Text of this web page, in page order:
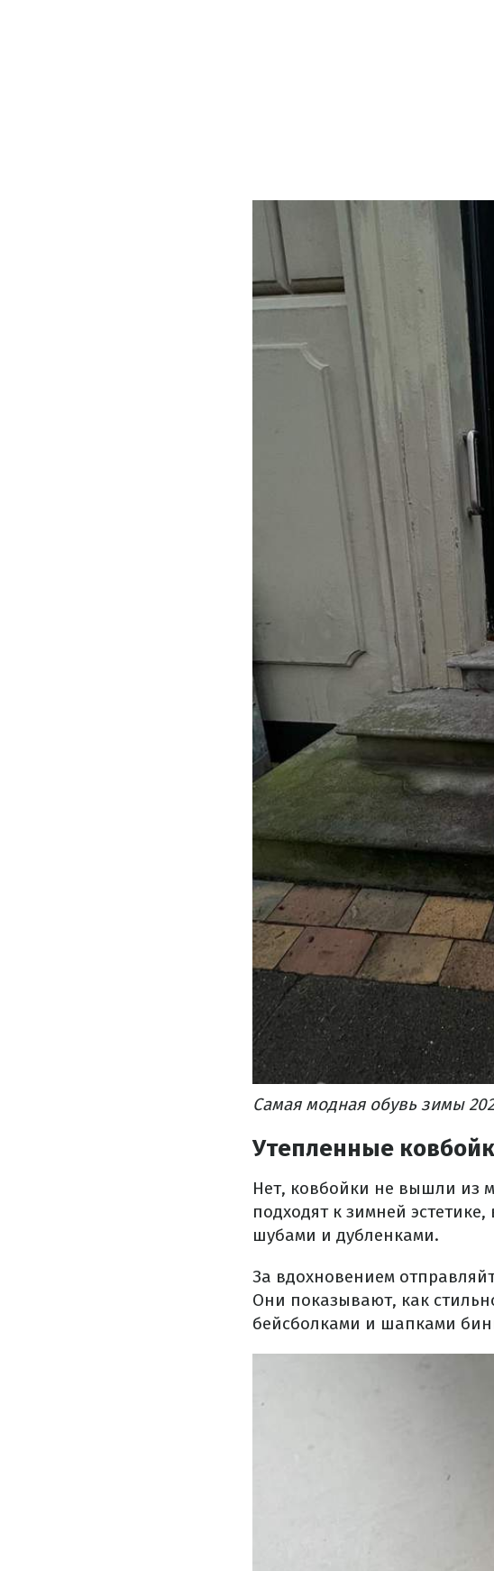
Самая модная обувь зимы
Утепленные
Нет, ковбойки не вышли из
подходят к зимней
шубами и дубленками.
За вдохновением
Они показывают, как
бейсболками и шапками